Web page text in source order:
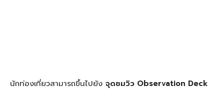
นักท่องเที่ยวสามารถขึ้นไปยัง จุดชมวิว Observation Deck